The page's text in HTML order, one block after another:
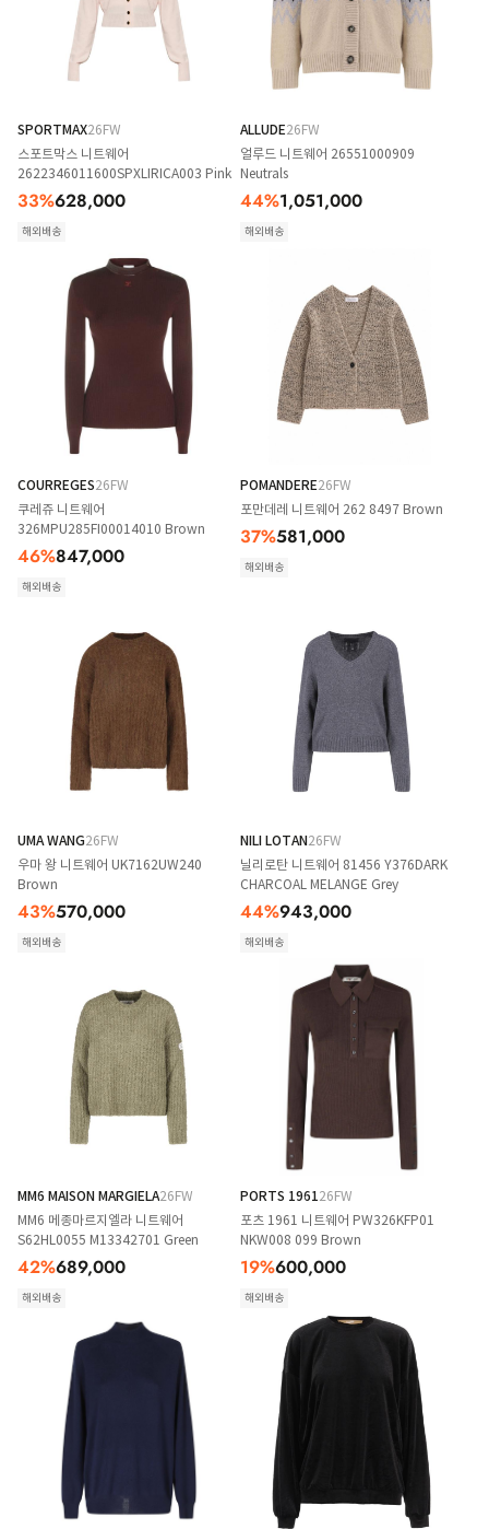
SPORTMAX26FW
스포트막스 니트웨어
2622346011600SPXLIRICA003 Pink
33%628,000
해외배송
ALLUDE26FW
얼루드 니트웨어 26551000909
Neutrals
44%1,051,000
해외배송
COURREGES26FW
쿠레쥬 니트웨어
326MPU285FI00014010 Brown
46%847,000
해외배송
POMANDERE26FW
포만데레 니트웨어 262 8497 Brown
37%581,000
해외배송
UMA WANG26FW
우마 왕 니트웨어 UK7162UW240
Brown
43%570,000
해외배송
NILI LOTAN26FW
닐리로탄 니트웨어 81456 Y376DARK
CHARCOAL MELANGE Grey
44%943,000
해외배송
MM6 MAISON MARGIELA26FW
MM6 메종마르지엘라 니트웨어
S62HL0055 M13342701 Green
42%689,000
해외배송
PORTS 196126FW
포츠 1961 니트웨어 PW326KFP01
NKW008 099 Brown
19%600,000
해외배송